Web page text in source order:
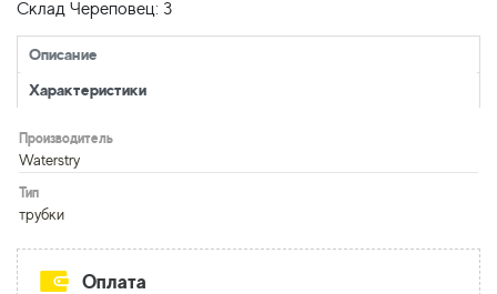
Склад Череповец: 3
Описание
Характеристики
Производитель
Waterstry
Тип
трубки
Оплата